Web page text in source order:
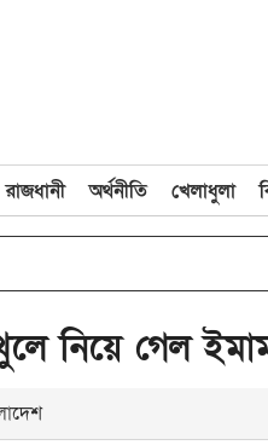
রাজধানী অর্থনীতি খেলাধুলা
নিয়ে গেল